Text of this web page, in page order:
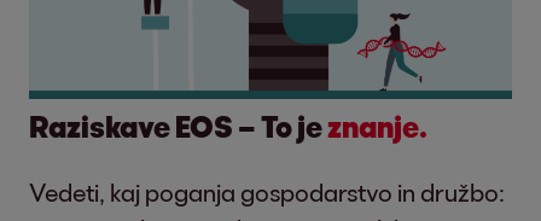
Raziskave EOS – To jeznanje.
Vedeti, kaj poganja gospodarstvo in družbo: